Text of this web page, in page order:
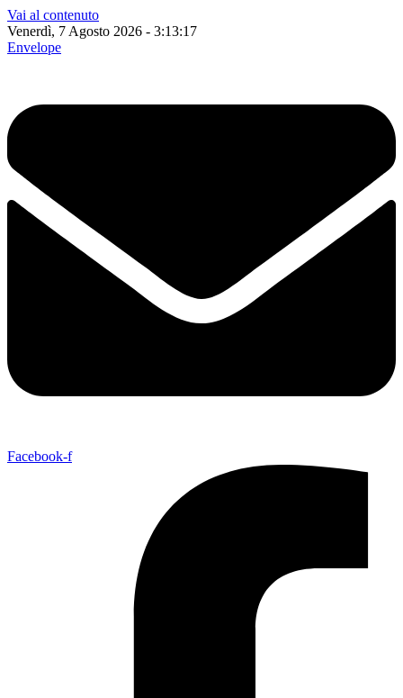
Vai al contenuto
Venerdì, 7 Agosto 2026 - 3:13:18
Envelope
Facebook-f